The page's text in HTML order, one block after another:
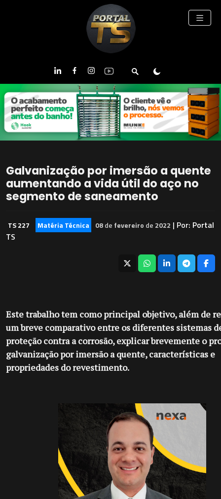
Galvanização por imersão a quente
aumentando a vida útil do aço no
segmento de saneamento
TS 227 Matéria Técnica 08de fevereiro de 2022 | Por: Portal
TS
Este trabalho tem como principal objetivo, além de
um breve comparativo entre os diferentes sistemas
proteção contra a corrosão, explicar brevemente o
galvanização por imersão a quente, características e
propriedades do revestimento.